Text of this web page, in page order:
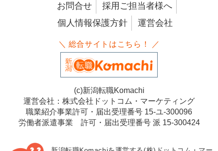
お問合せ
採用ご担当者様へ
個人情報保護方針
運営会社
＼ 総合サイトはこちら！ ／
(c)新潟転職Komachi
運営会社：株式会社ドットコム・マーケティング
職業紹介事業許可・届出受理番号 15-ユ-300096
労働者派遣事業 許可・届出受理番号 派 15-300424